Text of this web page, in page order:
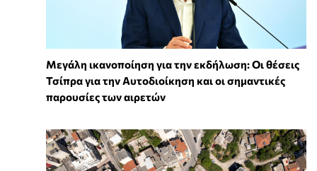
Μεγάλη ικανοποίηση για την εκδήλωση: Οι θέσεις
Τσίπρα για την Αυτοδιοίκηση και οι σημαντικές
παρουσίες των αιρετών